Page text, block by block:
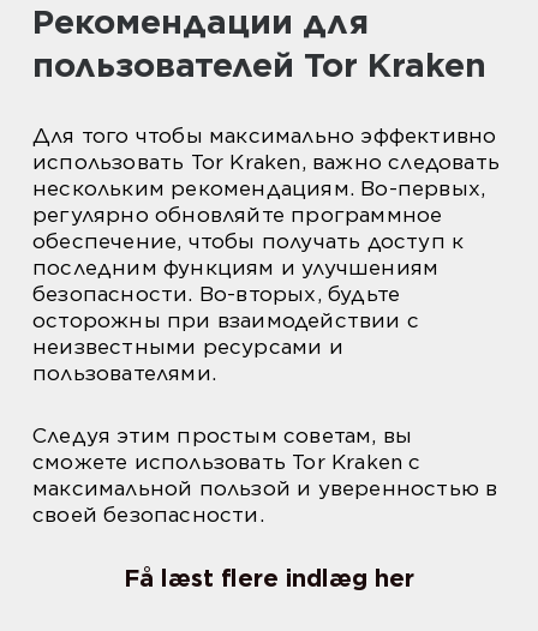
Рекомендации для
пользователей Tor Kraken
Для того чтобы максимально эффективно
использовать Tor Kraken, важно следовать
нескольким рекомендациям. Во-первых,
регулярно обновляйте программное
обеспечение, чтобы получать доступ к
последним функциям и улучшениям
безопасности. Во-вторых, будьте
осторожны при взаимодействии с
неизвестными ресурсами и
пользователями.
Следуя этим простым советам, вы
сможете использовать Tor Kraken с
максимальной пользой и уверенностью в
своей безопасности.
Få læst flere indlæg her